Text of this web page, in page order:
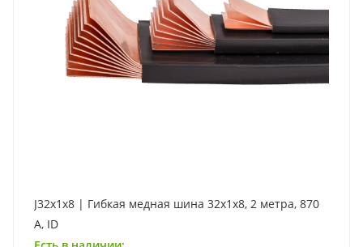
J32x1x8 | Гибкая медная шина 32x1x8, 2 метра, 870
А, ID